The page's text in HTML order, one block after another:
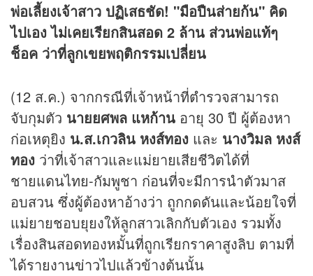
พ่อเลี้ยงเจ้าสาว ปฏิเสธชัด! "มือปืนส่ายก้น" คิด
ไปเอง ไม่เคยเรียกสินสอด 2 ล้าน ส่วนพ่อแท้ๆ
ช็อค ว่าที่ลูกเขยพฤติกรรมเปลี่ยน
(12 ส.ค.) จากกรณีที่เจ้าหน้าที่ตำรวจสามารถ
จับกุมตัว นายยศพล แหก้าน อายุ 30 ปี ผู้ต้องหา
ก่อเหตุยิง น.ส.เกวลิน หงส์ทอง และ นางวิมล หงส์
ทอง ว่าที่เจ้าสาวและแม่ยายเสียชีวิตได้ที่
ชายแดนไทย-กัมพูชา ก่อนที่จะมีการนำตัวมาส
อบสวน ซึ่งผู้ต้องหาอ้างว่า ถูกกดดันและน้อยใจที่
แม่ยายชอบยุยงให้ลูกสาวเลิกกับตัวเอง รวมทั้ง
เรื่องสินสอดทองหมั้นที่ถูกเรียกราคาสูงลิบ ตามที่
ได้รายงานข่าวไปแล้วข้างต้นนั้น